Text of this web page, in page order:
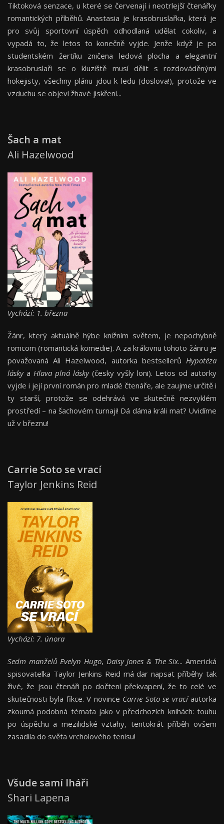
Tiktoková senzace, u které se červenají i neotrlejší čtenářky
romantických příběhů. Anastasia je krasobruslařka, která je
pro svůj sportovní úspěch odhodlaná udělat cokoliv, a
vypadá to, že letos to konečně vyjde. Jenže když je po
studentském žertíku zničena ledová plocha a elegantní
krasobruslaři se o kluziště musí dělit s rozdováděnými
hokejisty, všechny plánu jdou k ledu (doslova!), protože ve
vzduchu se objeví žhavé jiskření...
Šach a mat
Ali Hazelwood
Vychází: 1. března
Žánr, který aktuálně hýbe knižním světem, je nepochybně
romcom (romantická komedie). A za královnu tohoto žánru je
považovaná Ali Hazelwood, autorka bestsellerů Hypotéza
láskya Hlava plná lásky(česky vyšly loni). Letos od autorky
vyjde i její první román pro mladé čtenáře, ale zaujme určitě i
ty starší, protože se odehrává ve skutečně nezvyklém
prostředí – na šachovém turnaji! Dá dáma králi mat? Uvidíme
už v březnu!
Carrie Soto se vrací
Taylor Jenkins Reid
Vychází: 7. února
Sedm manželů Evelyn Hugo, Daisy Jones & The Six... Americká
spisovatelka Taylor Jenkins Reid má dar napsat příběhy tak
živé, že jsou čtenáři po dočtení překvapení, že to celé ve
skutečnosti byla fikce. V novince Carrie Soto se vracíautorka
zkoumá podobná témata jako v předchozích knihách: touhu
po úspěchu a mezilidské vztahy, tentokrát příběh ovšem
zasadila do světa vrcholového tenisu!
Všude samí lháři
Shari Lapena